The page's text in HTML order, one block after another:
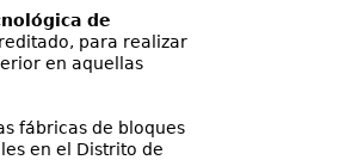
de
para realizar
en aquellas
fábricas de bloques
en el Distrito de